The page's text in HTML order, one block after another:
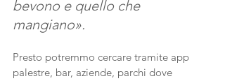
bevono e quello che
mangiano».
Presto potremmo cercare tramite app
palestre, bar, aziende, parchi dove